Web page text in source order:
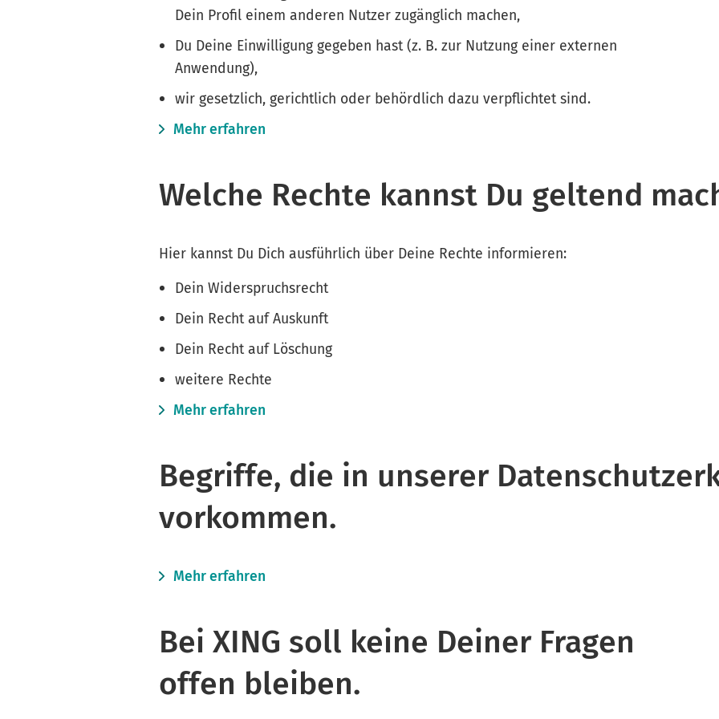
Dein Profil einem anderen Nutzer zugänglich machen,
Du Deine Einwilligung gegeben hast (z. B. zur Nutzung einer externen
Anwendung),
wir gesetzlich, gerichtlich oder behördlich dazu verpflichtet sind.
Mehr erfahren
Welche Rechte kannst Du geltend
Hier kannst Du Dich ausführlich über Deine Rechte informieren:
Dein Widerspruchsrecht
Dein Recht auf Auskunft
Dein Recht auf Löschung
weitere Rechte
Mehr erfahren
Begriffe, die in unserer
vorkommen.
Mehr erfahren
Bei XING soll keine Deiner Fragen
offen bleiben.